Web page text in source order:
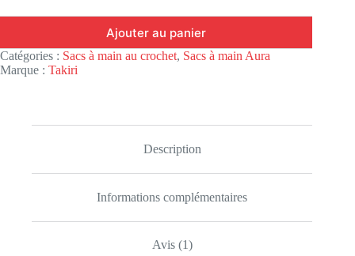
Ajouter au panier
Catégories : Sacs à main au crochet, Sacs à main Aura
Marque : Takiri
Description
Informations complémentaires
Avis (1)